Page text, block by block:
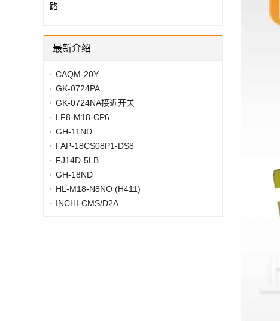
路
最新介绍
CAQM-20Y
GK-0724PA
GK-0724NA接近开关
LF8-M18-CP6
GH-11ND
FAP-18CS08P1-DS8
FJ14D-5LB
GH-18ND
HL-M18-N8NO (H411)
INCHI-CMS/D2A